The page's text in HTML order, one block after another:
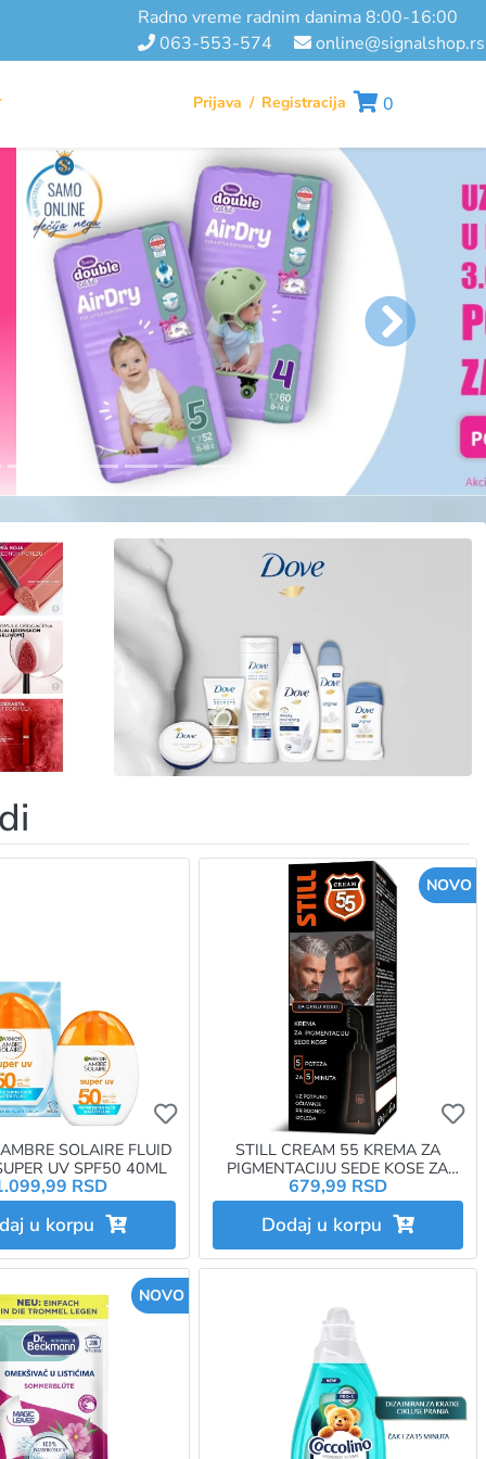
radno vreme radnim danima 8:00-16:00
063-553-574
online@signalshop.rs
Prijava / Registracija 0
da budete prijavljeni
da dodate proizvod u omiljene morate da budete prijavljeni
Ukoliko želite da dodate proizvod u
SOLAIRE FLUID
UV SPF50 40ML
RSD
u korpu
STILL CREAM 55 KREMA ZA
PIGMENTACIJU SEDE KOSE ZA
CRNU KOSU
NOVO
679,99 RSD
Dodaj u korpu
NOVO